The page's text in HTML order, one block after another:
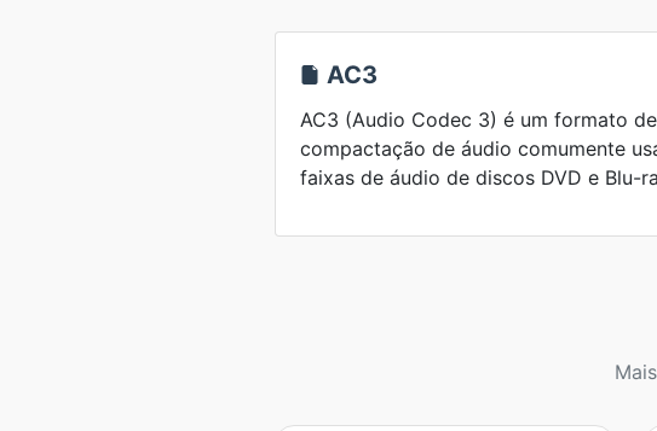
AC3
AC3 (Audio Codec 3) é um formato de
compactação de áudio comumente
faixas de áudio de discos DVD e Blu-